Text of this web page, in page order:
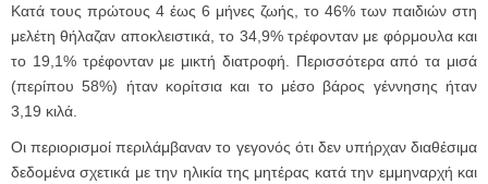
Κατά τους πρώτους 4 έως 6 μήνες ζωής, το 46% των παιδιών στη
μελέτη θήλαζαν αποκλειστικά, το 34,9% τρέφονταν με φόρμουλα και
το 19,1% τρέφονταν με μικτή διατροφή. Περισσότερα από τα μισά
(περίπου 58%) ήταν κορίτσια και το μέσο βάρος γέννησης ήταν
3,19 κιλά.
Οι περιορισμοί περιλάμβαναν το γεγονός ότι δεν υπήρχαν διαθέσιμα
δεδομένα σχετικά με την ηλικία της μητέρας κατά την εμμηναρχή και